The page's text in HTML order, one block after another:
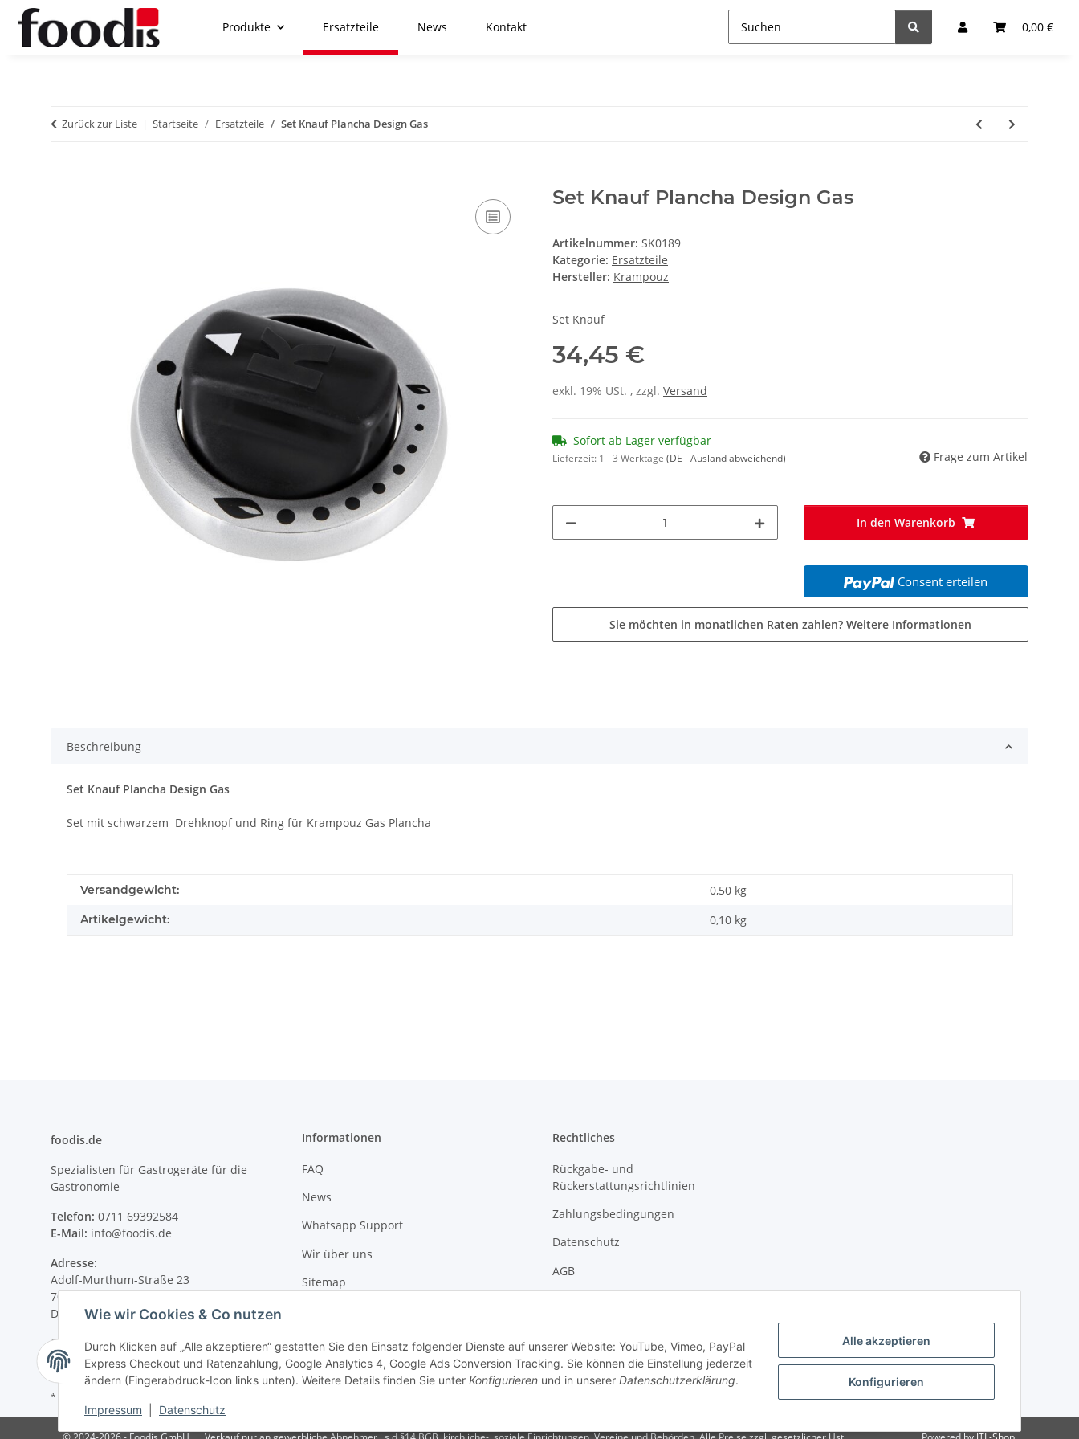
Alle akzeptieren
Konfigurieren
Wie wir Cookies & Co nutzen
Durch Klicken auf „Alle akzeptieren“ gestatten Sie den Einsatz folgender Dienste auf unserer Website: YouTube, Vimeo, PayPal
Express Checkout und Ratenzahlung, Google Analytics 4, Google Ads Conversion Tracking. Sie können die Einstellung jederzeit
ändern (Fingerabdruck-Icon links unten). Weitere Details finden Sie unter Konfigurieren und in unserer Datenschutzerklärung.
Impressum Datenschutz
0,00 €
Produkte Ersatzteile News Kontakt
Zurück zur Liste Startseite Ersatzteile Set Knauf Plancha Design Gas
Set Knauf Plancha Design Gas
Artikelnummer: SK0189
Kategorie: Ersatzteile
Hersteller: Krampouz
Set Knauf
34,45 €
exkl. 19% USt. , zzgl. Versand
Sofort ab Lager verfügbar
Lieferzeit: 1 - 3 Werktage (DE - Ausland abweichend) Frage zum Artikel
In den Warenkorb
Consent erteilen
Sie möchten in monatlichen Raten zahlen? Weitere Informationen
Beschreibung
Set Knauf Plancha Design Gas
Set mit schwarzem Drehknopf und Ring für Krampouz Gas Plancha
Produkteigenschaft
Wert
Versandgewicht: 0,50 kg
Artikelgewicht: 0,10 kg
foodis.de
Spezialisten für Gastrogeräte für die
Gastronomie
Telefon: 0711 69392584
E-Mail: info@foodis.de
Adresse:
Adolf-Murthum-Straße 23
70771 Leinfelden-Echterdingen
Deutschland
Supportzeiten:
Montag–Freitag, 08:00–17:00 Uhr
Informationen
FAQ
News
Whatsapp Support
Wir über uns
Sitemap
Rechtliches
Rückgabe- und
Rückerstattungsrichtlinien
Zahlungsbedingungen
Datenschutz
AGB
* Alle Preise zzgl. gesetzlicher USt., zzgl.